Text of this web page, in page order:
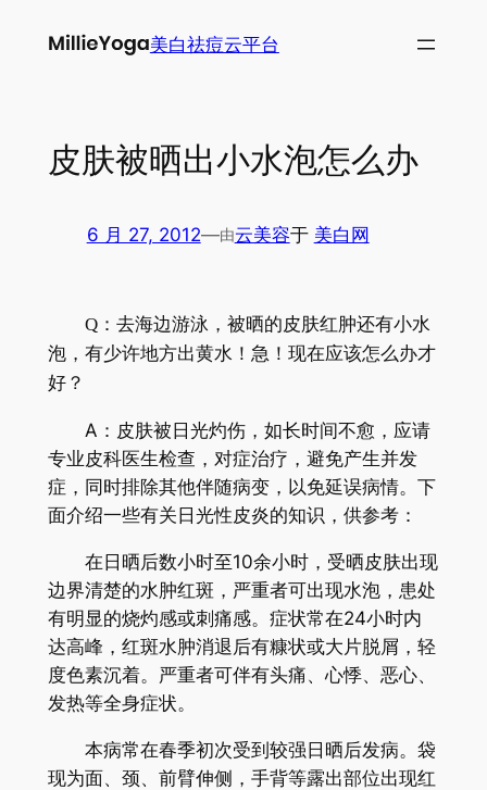
美白祛痘云平台
皮肤被晒出小水泡怎么办
6 月 27, 2012—由云美容于 美白网
Q：去海边游泳，被晒的皮肤红肿还有小水
泡，有少许地方出黄水！急！现在应该怎么办才
好？
A：皮肤被日光灼伤，如长时间不愈，应请
专业皮科医生检查，对症治疗，避免产生并发
症，同时排除其他伴随病变，以免延误病情。下
面介绍一些有关日光性皮炎的知识，供参考：
在日晒后数小时至10余小时，受晒皮肤出现
边界清楚的水肿红斑，严重者可出现水泡，患处
有明显的烧灼感或刺痛感。症状常在24小时内
达高峰，红斑水肿消退后有糠状或大片脱屑，轻
度色素沉着。严重者可伴有头痛、心悸、恶心、
发热等全身症状。
本病常在春季初次受到较强日晒后发病。袋
现为面、颈、前臂伸侧，手背等露出部位出现红